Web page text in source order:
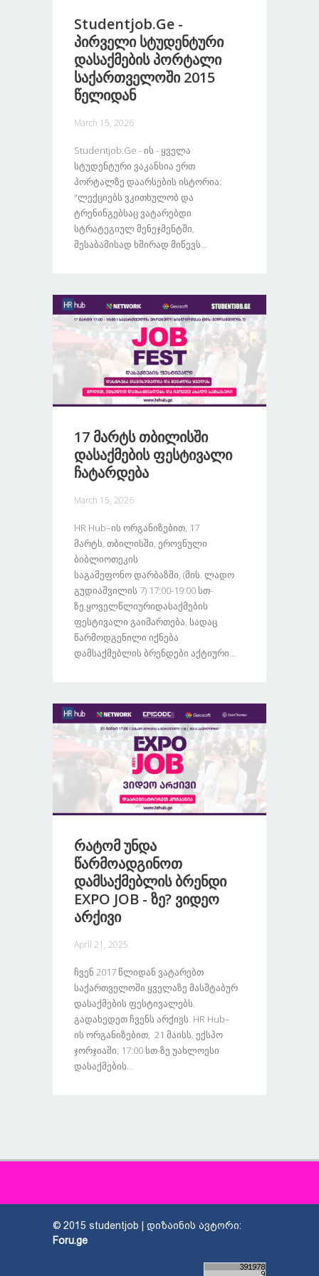
Studentjob.ge -
Პირველი Სტუდენტური
Დასაქმების Პორტალი
Საქართველოში 2015
Წელიდან
March 15, 2026
Studentjob.ge - Ის - Ყველა
Სტუდენტური Ვაკანსია Ერთ
Პორტალზე Დაარსების Ისტორია:
"ლექციებს Ვკითხულობ Და
Ტრენინგებსაც Ვატარებდი
Სტრატეგიულ Მენეჯმენტში,
Შესაბამისად Ხშირად Მიწევს...
17 Მარტს Თბილისში
Დასაქმების Ფესტივალი
Ჩატარდება
March 15, 2026
HR Hub–Ის Ორგანიზებით, 17
Მარტს, Თბილისში, Ეროვნული
Ბიბლიოთეკის
Საგამეფონო Დარბაზში, (მის. Ლადო
Გუდიაშვილის 7) 17:00-19:00 Სთ-
Ზე,ყოველწლიურიდასაქმების
Ფესტივალი Გაიმართება, Სადაც
Წარმოდგენილი Იქნება
Დამსაქმებლის Ბრენდები Აქტიური...
Რატომ Უნდა
Წარმოადგინოთ
Დამსაქმებლის Ბრენდი
EXPO JOB - Ზე? Ვიდეო
Არქივი
April 21, 2025
Ჩვენ 2017 Წლიდან Ვატარებთ
Საქართველოში Ყველაზე Მასშტაბურ
Დასაქმების Ფესტივალებს.
Გადახედეთ Ჩვენს Არქივს. HR Hub–
Ის Ორგანიზებით, 21 Მაისს, Ექსპო
Ჯორჯიაში, 17:00 Სთ-Ზე Უახლოესი
Დასაქმების...
© 2015 studentjob | დიზაინის ავტორი:
Foru.ge